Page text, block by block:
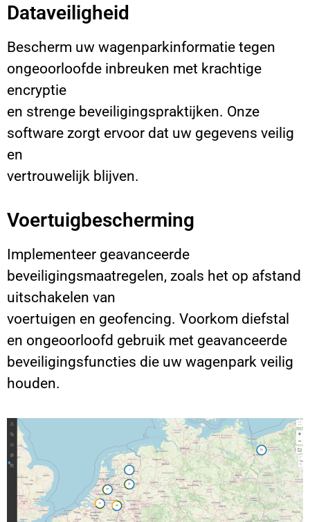
Dataveiligheid
Bescherm uw wagenparkinformatie tegen
ongeoorloofde inbreuken met krachtige
encryptie
en strenge beveiligingspraktijken. Onze
software zorgt ervoor dat uw gegevens veilig
en
vertrouwelijk blijven.
Voertuigbescherming
Implementeer geavanceerde
beveiligingsmaatregelen, zoals het op afstand
uitschakelen van
voertuigen en geofencing. Voorkom diefstal
en ongeoorloofd gebruik met geavanceerde
beveiligingsfuncties die uw wagenpark veilig
houden.